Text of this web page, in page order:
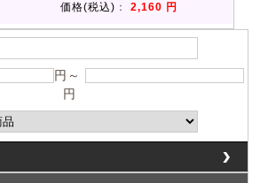
価格(税込) ： 2,160 円
円～
円